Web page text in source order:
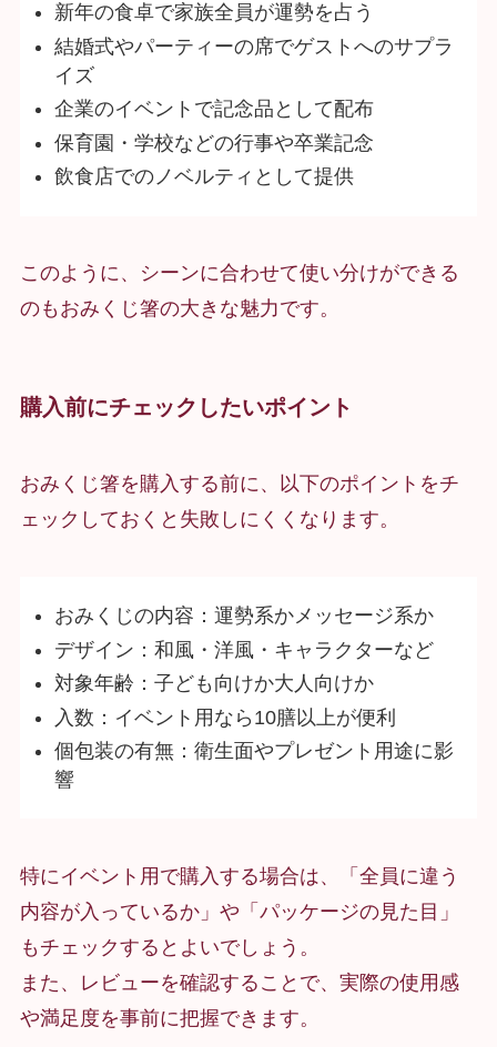
新年の食卓で家族全員が運勢を占う
結婚式やパーティーの席でゲストへのサプラ
イズ
企業のイベントで記念品として配布
保育園・学校などの行事や卒業記念
飲食店でのノベルティとして提供
このように、シーンに合わせて使い分けができる
のもおみくじ箸の大きな魅力です。
購入前にチェックしたいポイント
おみくじ箸を購入する前に、以下のポイントをチ
ェックしておくと失敗しにくくなります。
おみくじの内容：運勢系かメッセージ系か
デザイン：和風・洋風・キャラクターなど
対象年齢：子ども向けか大人向けか
入数：イベント用なら10膳以上が便利
個包装の有無：衛生面やプレゼント用途に影
響
特にイベント用で購入する場合は、「全員に違う
内容が入っているか」や「パッケージの見た目」
もチェックするとよいでしょう。
また、レビューを確認することで、実際の使用感
や満足度を事前に把握できます。